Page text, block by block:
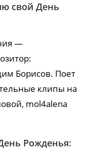
свой День
—
Борисов. Поет
клипы на
mol4alena
Рожденья: